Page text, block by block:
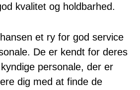
kvalitet og holdbarhed.
et ry for god service
De er kendt for deres
personale, der er
dig med at finde de